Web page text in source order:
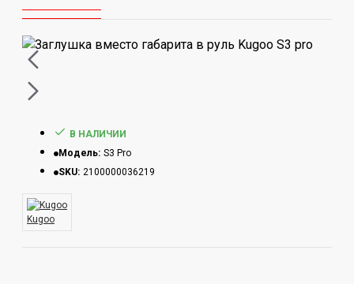
В НАЛИЧИИ
Модель: S3 Pro
SKU: 2100000036219
Kugoo